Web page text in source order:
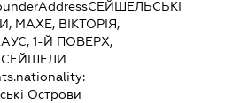
СЕЙШЕЛЬСЬКІ
МАХЕ, ВІКТОРІЯ,
1-Й ПОВЕРХ,
СЕЙШЕЛИ
Острови